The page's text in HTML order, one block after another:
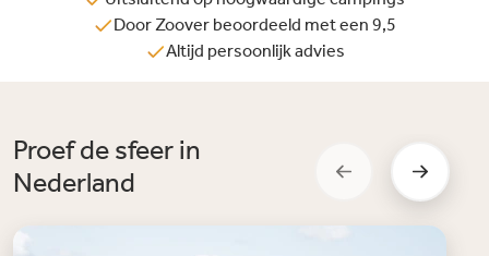
Door Zoover beoordeeld met een 9,5
Altijd persoonlijk advies
Proef de sfeer in
Nederland